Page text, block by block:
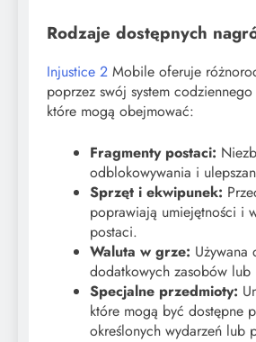
Rodzaje dostępnych
Injustice 2 Mobile oferuje
poprzez swój system
które mogą obejmować:
Fragmenty postaci:
odblokowywania i
Sprzęt i ekwipunek:
poprawiają umiejętności i
postaci.
Waluta w grze: Używana
dodatkowych zasobów lub
Specjalne przedmioty:
które mogą być dostępne
określonych wydarzeń lub